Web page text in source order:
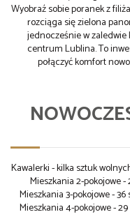
Wyobraź sobie poranek z
rozciąga się zielona
jednocześnie w
centrum Lublina. To
połączyć komfort
Kawalerki - kilka sztuk
Mieszkania 2-pokojowe
Mieszkania 3-pokojowe -
Mieszkania 4-pokojowe -